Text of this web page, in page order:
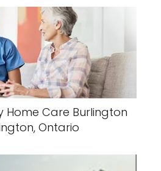
Home Care Burlington
Ontario